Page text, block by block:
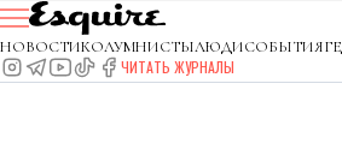
НОВОСТИКОЛУМНИСТЫЛЮДИСОБЫТИЯ
ЧИТАТЬ ЖУРНАЛЫ